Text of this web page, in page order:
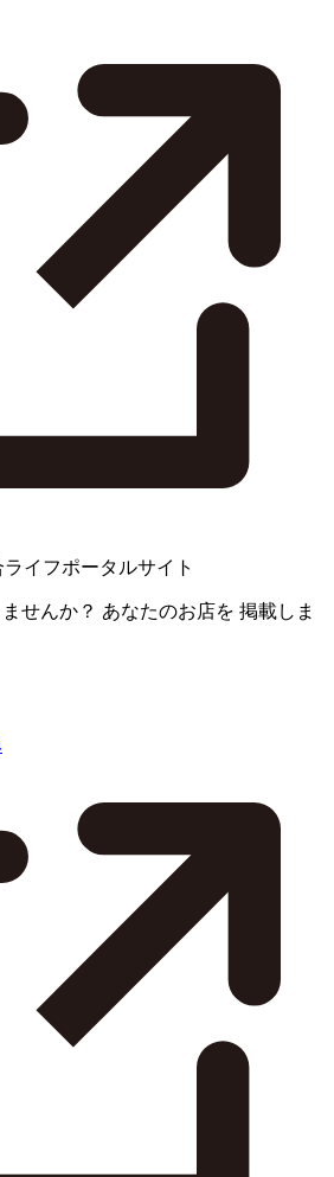
イフポータルサイト
せんか？ あなたのお店を 掲載しま